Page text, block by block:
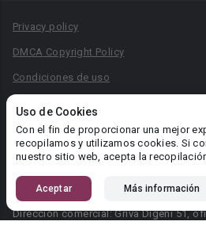
Uso de Cookies
Con el fin de proporcionar una mejor
recopilamos y utilizamos cookies. Si
nuestro sitio web, acepta la
Aceptar Más información
Privacy policy
DMCA Copyright Policy
Condiciones de uso
Reglas para la publicación de libros
Área RR.PP.: pr@booknet.com
© 2026 Booknet. Todos los derechos
Dirección comercial: Griva Digeni 51,